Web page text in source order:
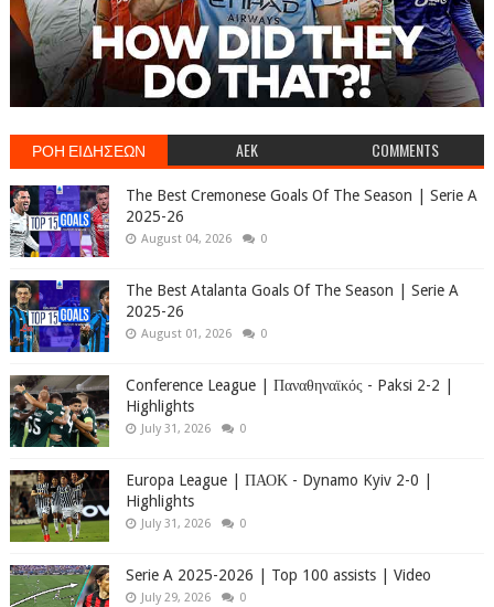
ΡΟΗ ΕΙΔΗΣΕΩΝ AEK COMMENTS
The Best Cremonese Goals Of The Season | Serie A
2025-26
August 04, 2026 0
The Best Atalanta Goals Of The Season | Serie A
2025-26
August 01, 2026 0
Conference League | Παναθηναϊκός - Paksi 2-2 |
Highlights
July 31, 2026 0
Europa League | ΠΑΟΚ - Dynamo Kyiv 2-0 |
Highlights
July 31, 2026 0
Serie A 2025-2026 | Top 100 assists | Video
July 29, 2026 0